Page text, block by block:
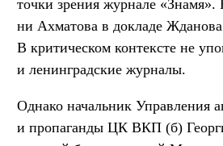
точки зрения журнале
ни Ахматова в докладе
В критическом контексте не
и ленинградские журналы.
Однако начальник Управления
и пропаганды ЦК ВКП (б)